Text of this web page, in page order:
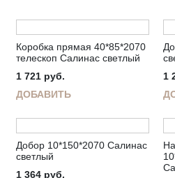
Коробка прямая 40*85*2070
телескоп Салинас светлый
1 721 руб.
ДОБАВИТЬ
1
Добор 10*150*2070 Салинас
светлый
1 364 руб.